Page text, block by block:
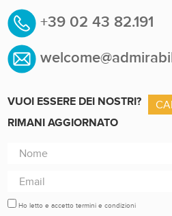
+39 02 43 82.191
VUOI ESSERE DEI NOSTRI?
RIMANI AGGIORNATO
Ho letto e accetto termini e condizioni